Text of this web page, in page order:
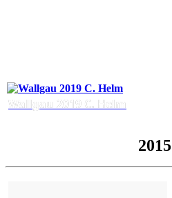
Wallgau 2019 C. Helm
2015